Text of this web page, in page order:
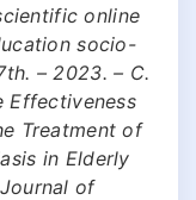
online
socio-
– 2023. – С.
Effectiveness
Treatment of
in Elderly
of